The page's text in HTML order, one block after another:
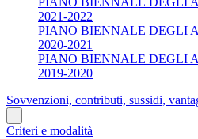
2021-2022
PIANO BIENNALE DEGLI
2020-2021
PIANO BIENNALE DEGLI
2019-2020
Sovvenzioni, contributi, sussidi,
Criteri e modalità